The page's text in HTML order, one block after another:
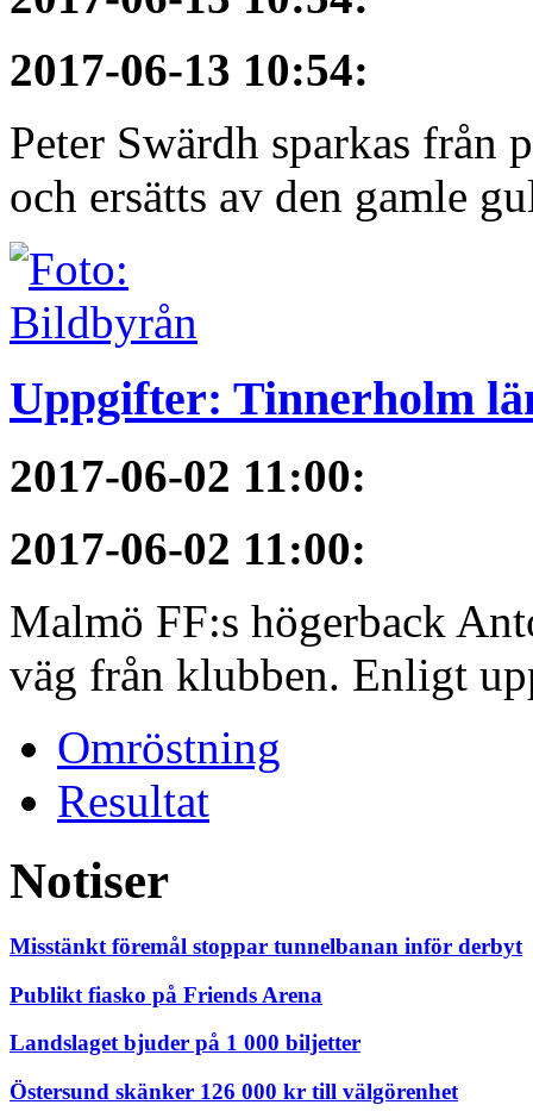
2017-06-13 10:54:
Peter Swärdh sparkas från
och ersätts av den gamle
Uppgifter: Tinnerholm
2017-06-02 11:00:
2017-06-02 11:00:
Malmö FF:s högerback
väg från klubben. Enligt
Omröstning
Resultat
Notiser
Misstänkt föremål stoppar tunnelbanan inför derbyt
Publikt fiasko på Friends Arena
Landslaget bjuder på 1 000 biljetter
Östersund skänker 126 000 kr till välgörenhet